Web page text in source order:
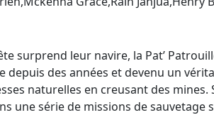
surprend leur navire, la Pat’
depuis des années et devenu un
naturelles en creusant des
une série de missions de